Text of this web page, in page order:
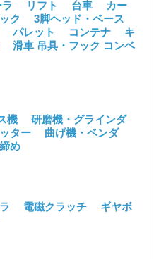
ラ リフト 台車
カー
ク
3脚ヘッド・ベース
パレット コンテナ
キ
滑車 吊具・フック コンベ
機
研磨機・グラインダ
ター
曲げ機・ベンダ
め
電磁クラッチ
ギヤボ